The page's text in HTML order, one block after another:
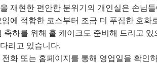
재현한 편안한 분위기의 개인실은 손님
임에 적합한 코스부터 조금 더 푸짐한 호화
축하를 위해 홀 케이크도 준비해 드리고
리고 있습니다.
전화 또는 홈페이지를 통해 영업일을 확인